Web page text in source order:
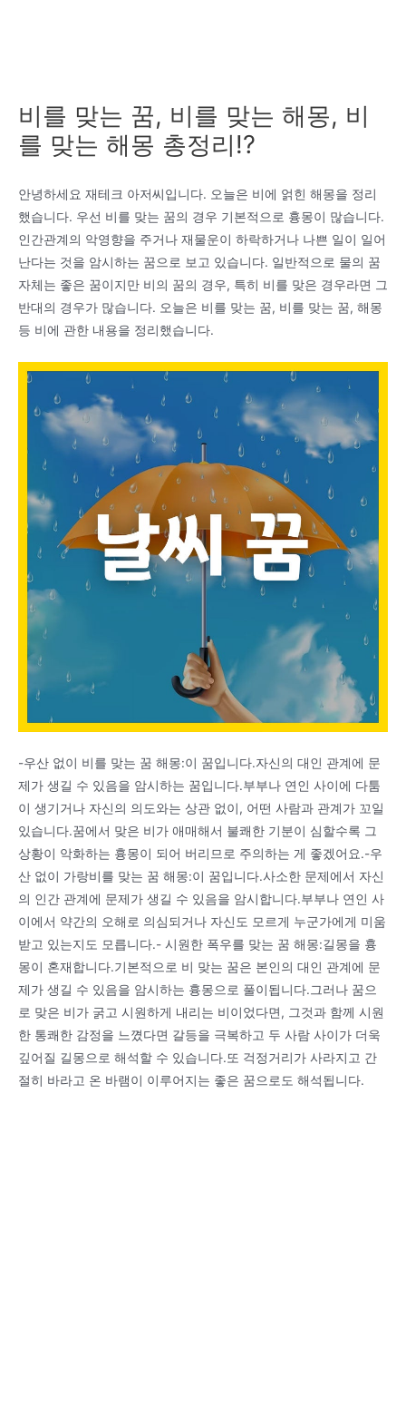
비를 맞는 꿈, 비를 맞는 해몽, 비
를 맞는 해몽 총정리!?
안녕하세요 재테크 아저씨입니다. 오늘은 비에 얽힌 해몽을 정리
했습니다. 우선 비를 맞는 꿈의 경우 기본적으로 흉몽이 많습니다.
인간관계의 악영향을 주거나 재물운이 하락하거나 나쁜 일이 일어
난다는 것을 암시하는 꿈으로 보고 있습니다. 일반적으로 물의 꿈
자체는 좋은 꿈이지만 비의 꿈의 경우, 특히 비를 맞은 경우라면 그
반대의 경우가 많습니다. 오늘은 비를 맞는 꿈, 비를 맞는 꿈, 해몽
등 비에 관한 내용을 정리했습니다.
-우산 없이 비를 맞는 꿈 해몽:이 꿈입니다.자신의 대인 관계에 문
제가 생길 수 있음을 암시하는 꿈입니다.부부나 연인 사이에 다툼
이 생기거나 자신의 의도와는 상관 없이, 어떤 사람과 관계가 꼬일
있습니다.꿈에서 맞은 비가 애매해서 불쾌한 기분이 심할수록 그
상황이 악화하는 흉몽이 되어 버리므로 주의하는 게 좋겠어요.-우
산 없이 가랑비를 맞는 꿈 해몽:이 꿈입니다.사소한 문제에서 자신
의 인간 관계에 문제가 생길 수 있음을 암시합니다.부부나 연인 사
이에서 약간의 오해로 의심되거나 자신도 모르게 누군가에게 미움
받고 있는지도 모릅니다.- 시원한 폭우를 맞는 꿈 해몽:길몽을 흉
몽이 혼재합니다.기본적으로 비 맞는 꿈은 본인의 대인 관계에 문
제가 생길 수 있음을 암시하는 흉몽으로 풀이됩니다.그러나 꿈으
로 맞은 비가 굵고 시원하게 내리는 비이었다면, 그것과 함께 시원
한 통쾌한 감정을 느꼈다면 갈등을 극복하고 두 사람 사이가 더욱
깊어질 길몽으로 해석할 수 있습니다.또 걱정거리가 사라지고 간
절히 바라고 온 바램이 이루어지는 좋은 꿈으로도 해석됩니다.